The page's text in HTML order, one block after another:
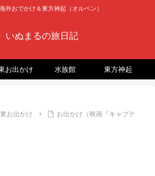
外おでかけ＆東方神起（オルペン）
いぬまるの旅日記
お出かけ 水族館 東方神起
お出かけ
お出かけ（映画『キャプテ